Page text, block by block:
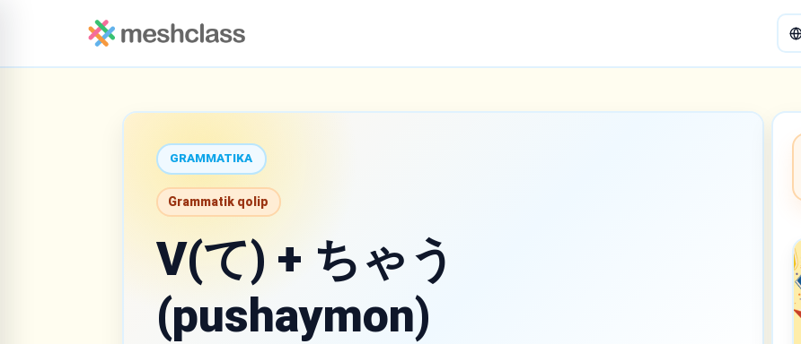
GRAMMATIKA
Grammatik qolip
V(て) + ちゃう
(pushaymon)